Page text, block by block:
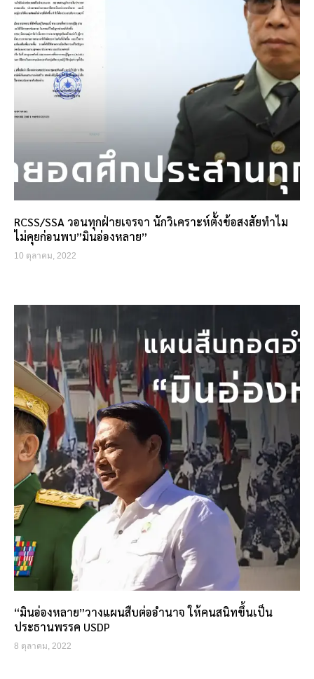
RCSS/SSA วอนทุกฝ่ายเจรจา นักวิเคราะห์ตั้งข้อสงสัยทำไม
ไม่คุยก่อนพบ”มินอ่องหลาย”
10 ตุลาคม, 2022
“มินอ่องหลาย”วางแผนสืบต่ออำนาจ ให้คนสนิทขึ้นเป็น
ประธานพรรค USDP
8 ตุลาคม, 2022